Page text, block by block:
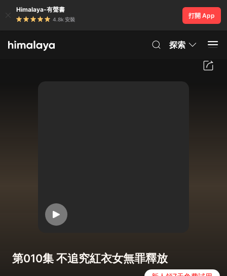
Himalaya-有聲書
4.8k 安裝
打開 App
探索
第010集 不追究紅衣女無罪釋放